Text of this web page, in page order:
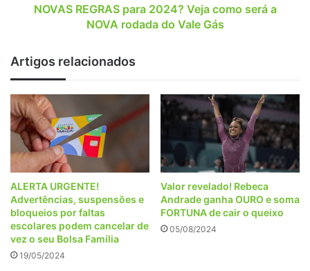
rodadaNOVAS REGRAS para 2024? Veja como será a
NOVA rodada do Vale Gás
Artigos relacionados
ALERTA URGENTE!
Advertências, suspensões e
bloqueios por faltas
escolares podem cancelar de
vez o seu Bolsa Família
19/05/2024
Valor revelado! Rebeca
Andrade ganha OURO e soma
FORTUNA de cair o queixo
05/08/2024